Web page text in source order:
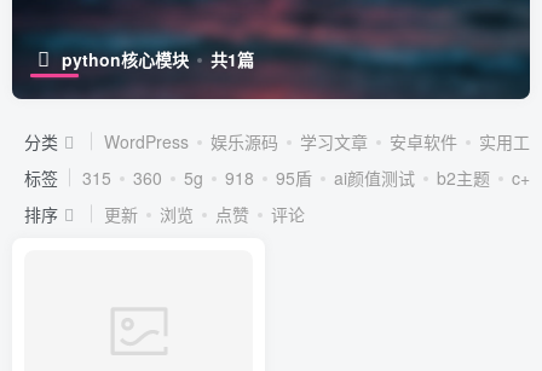
python核心模块 共1篇
分类 WordPress 娱乐源码 学习文章 安卓软件
实用工
标签
315 360 5g 918 95盾 ai颜值测试 b2主题
c++
排序
更新 浏览 点赞 评论